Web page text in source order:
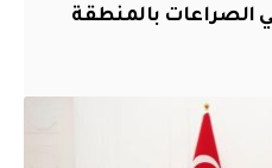
الصراعات بالمنطقة